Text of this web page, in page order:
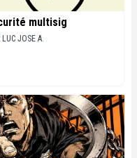
multisig
LUC JOSE A.